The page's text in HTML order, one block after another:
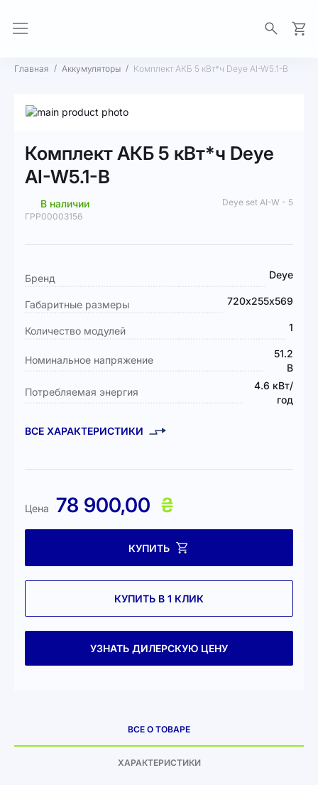
Главная Аккумуляторы Комплект АКБ 5 кВт*ч Deye AI-W5.1-B
Пропустить
к
галереям
изображений
началу
галереи
изображений
Комплект АКБ 5 кВт*ч Deye
AI-W5.1-B
В наличии
Deye set AI-W - 5
ГРР00003156
Подробная
информация
Бренд Deye
Габаритные размеры 720х255х569
Количество модулей 1
Номинальное напряжение
51.2
В
Потребляемая энергия
4.6 кВт/
год
ВСЕ ХАРАКТЕРИСТИКИ
Цена 78 900,00 ₴
КУПИТЬ
КУПИТЬ В 1 КЛИК
УЗНАТЬ ДИЛЕРСКУЮ ЦЕНУ
ВСЕ О ТОВАРЕ
ХАРАКТЕРИСТИКИ